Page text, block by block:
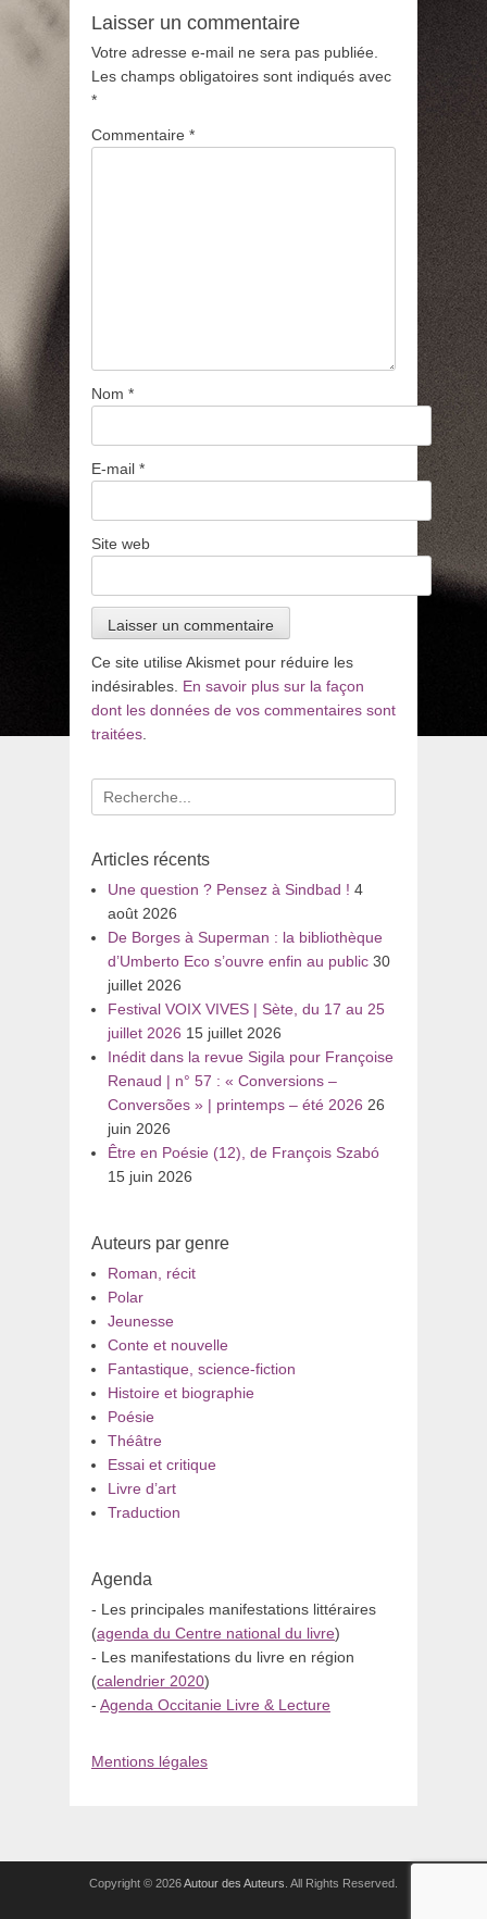
Laisser un commentaire
Votre adresse e-mail ne sera pas publiée.
Les champs obligatoires sont indiqués avec
*
Commentaire *
Nom *
E-mail *
Site web
Ce site utilise Akismet pour réduire les
indésirables. En savoir plus sur la façon
dont les données de vos commentaires sont
traitées.
Recherche
pour
Articles récents
Une question ? Pensez à Sindbad ! 4
août 2026
De Borges à Superman : la bibliothèque
d’Umberto Eco s’ouvre enfin au public 30
juillet 2026
Festival VOIX VIVES | Sète, du 17 au 25
juillet 2026 15 juillet 2026
Inédit dans la revue Sigila pour Françoise
Renaud | n° 57 : « Conversions –
Conversões » | printemps – été 2026 26
juin 2026
Être en Poésie (12), de François Szabó
15 juin 2026
Auteurs par genre
Roman, récit
Polar
Jeunesse
Conte et nouvelle
Fantastique, science-fiction
Histoire et biographie
Poésie
Théâtre
Essai et critique
Livre d’art
Traduction
Agenda
- Les principales manifestations littéraires
(agenda du Centre national du livre)
- Les manifestations du livre en région
(calendrier 2020)
- Agenda Occitanie Livre & Lecture
Mentions légales
Copyright © 2026Autour des Auteurs . All Rights Reserved.